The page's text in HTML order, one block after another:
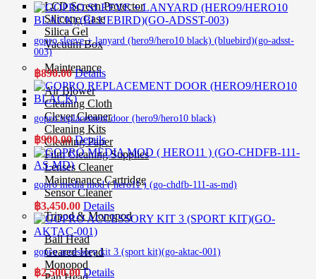
LCD Screen Protector
Silicone Case
Silica Gel
Vacuum Box
Maintenance
Air Blower
Cleaning Cloth
Clever Cleaner
Cleaning Kits
Cleaning Paper
Film Cleaning Supplies
Lenses Cleaner
Maintenance Cartridge
Sensor Cleaner
Tripod & Monopod
Ball Head
Geared Head
Monopod
gopro sleeve + lanyard (hero9/hero10 black) (bluebird)(go-adsst-
003)
฿890.00 Details
gopro replacement door (hero9/hero10 black)
฿900.00 Details
gopro media mod ( hero11 ) (go-chdfb-111-as-md)
฿3,450.00 Details
gopro accessory kit 3 (sport kit)(go-aktac-001)
฿2,500.00 Details